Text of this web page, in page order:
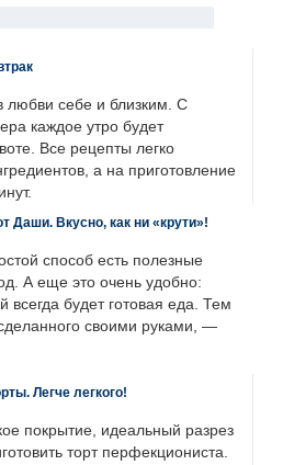
любви себе и близким. С
каждое утро будет
Все рецепты легко
а на приготовление
Даши. Вкусно, как ни «крути»!
способ есть полезные
А еще это очень удобно:
всегда будет готовая еда. Тем
своими руками, —
Легче легкого!
покрытие, идеальный разрез
торт перфекциониста.